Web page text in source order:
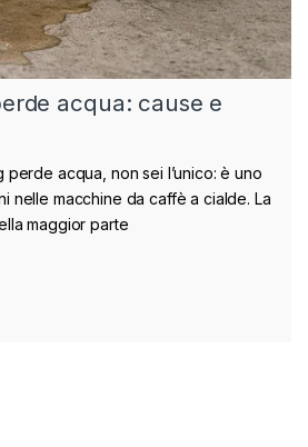
acqua: cause e
perde acqua, non sei l’unico: è uno
nelle macchine da caffè a cialde. La
maggior parte